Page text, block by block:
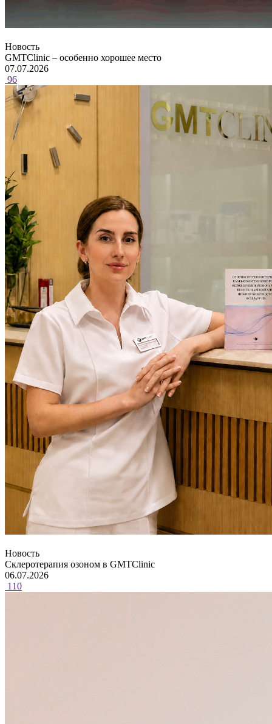
Новость
GMTClinic – особенно хорошее место
07.07.2026
96
Новость
Склеротерапия озоном в GMTClinic
06.07.2026
110